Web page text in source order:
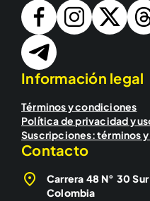
Información legal
Términos y condiciones
Política de privacidad y
Suscripciones: términos
Contacto
Carrera 48 N° 30
Colombia